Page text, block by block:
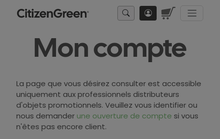
Mon compte
La page que vous désirez consulter est accessible
uniquement aux professionnels distributeurs
d'objets promotionnels. Veuillez vous identifier ou
nous demander une ouverture de compte si vous
n'êtes pas encore client.